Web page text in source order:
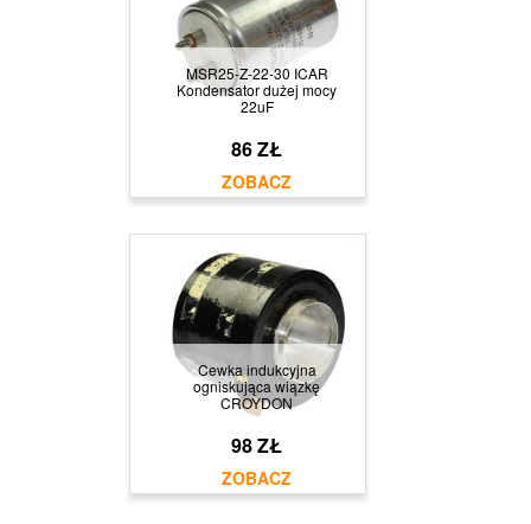
MSR25-Z-22-30 ICAR
Kondensator dużej mocy
22uF
86 ZŁ
Cewka indukcyjna
ogniskująca wiązkę
CROYDON
98 ZŁ